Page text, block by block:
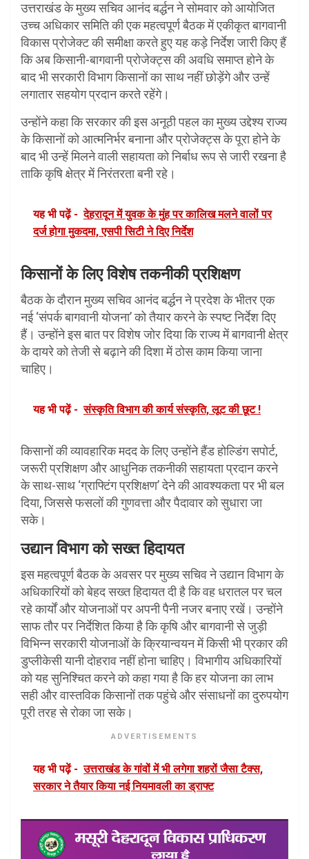
उत्तराखंड के मुख्य सचिव आनंद बर्द्धन ने सोमवार को आयोजित
उच्च अधिकार समिति की एक महत्वपूर्ण बैठक में एकीकृत बागवानी
विकास प्रोजेक्ट की समीक्षा करते हुए यह कड़े निर्देश जारी किए हैं
कि अब किसानी-बागवानी प्रोजेक्ट्स की अवधि समाप्त होने के
बाद भी सरकारी विभाग किसानों का साथ नहीं छोड़ेंगे और उन्हें
लगातार सहयोग प्रदान करते रहेंगे।
उन्होंने कहा कि सरकार की इस अनूठी पहल का मुख्य उद्देश्य राज्य
के किसानों को आत्मनिर्भर बनाना और प्रोजेक्ट्स के पूरा होने के
बाद भी उन्हें मिलने वाली सहायता को निर्बाध रूप से जारी रखना है
ताकि कृषि क्षेत्र में निरंतरता बनी रहे।
यह भी पढ़ें - देहरादून में युवक के मुंह पर कालिख मलने वालों पर
दर्ज होगा मुकदमा, एसपी सिटी ने दिए निर्देश
किसानों के लिए विशेष तकनीकी प्रशिक्षण
बैठक के दौरान मुख्य सचिव आनंद बर्द्धन ने प्रदेश के भीतर एक
नई ‘संपर्क बागवानी योजना’ को तैयार करने के स्पष्ट निर्देश दिए
हैं। उन्होंने इस बात पर विशेष जोर दिया कि राज्य में बागवानी क्षेत्र
के दायरे को तेजी से बढ़ाने की दिशा में ठोस काम किया जाना
चाहिए।
यह भी पढ़ें - संस्कृति विभाग की कार्य संस्कृति, लूट की छूट !
किसानों की व्यावहारिक मदद के लिए उन्होंने हैंड होल्डिंग सपोर्ट,
जरूरी प्रशिक्षण और आधुनिक तकनीकी सहायता प्रदान करने
के साथ-साथ ‘ग्राफ्टिंग प्रशिक्षण’ देने की आवश्यकता पर भी बल
दिया, जिससे फसलों की गुणवत्ता और पैदावार को सुधारा जा
सके।
उद्यान विभाग को सख्त हिदायत
इस महत्वपूर्ण बैठक के अवसर पर मुख्य सचिव ने उद्यान विभाग के
अधिकारियों को बेहद सख्त हिदायत दी है कि वह धरातल पर चल
रहे कार्यों और योजनाओं पर अपनी पैनी नजर बनाए रखें। उन्होंने
साफ तौर पर निर्देशित किया है कि कृषि और बागवानी से जुड़ी
विभिन्न सरकारी योजनाओं के क्रियान्वयन में किसी भी प्रकार की
डुप्लीकेसी यानी दोहराव नहीं होना चाहिए। विभागीय अधिकारियों
को यह सुनिश्चित करने को कहा गया है कि हर योजना का लाभ
सही और वास्तविक किसानों तक पहुंचे और संसाधनों का दुरुपयोग
पूरी तरह से रोका जा सके।
ADVERTISEMENTS
यह भी पढ़ें - उत्तराखंड के गांवों में भी लगेगा शहरों जैसा टैक्स,
सरकार ने तैयार किया नई नियमावली का ड्राफ्ट